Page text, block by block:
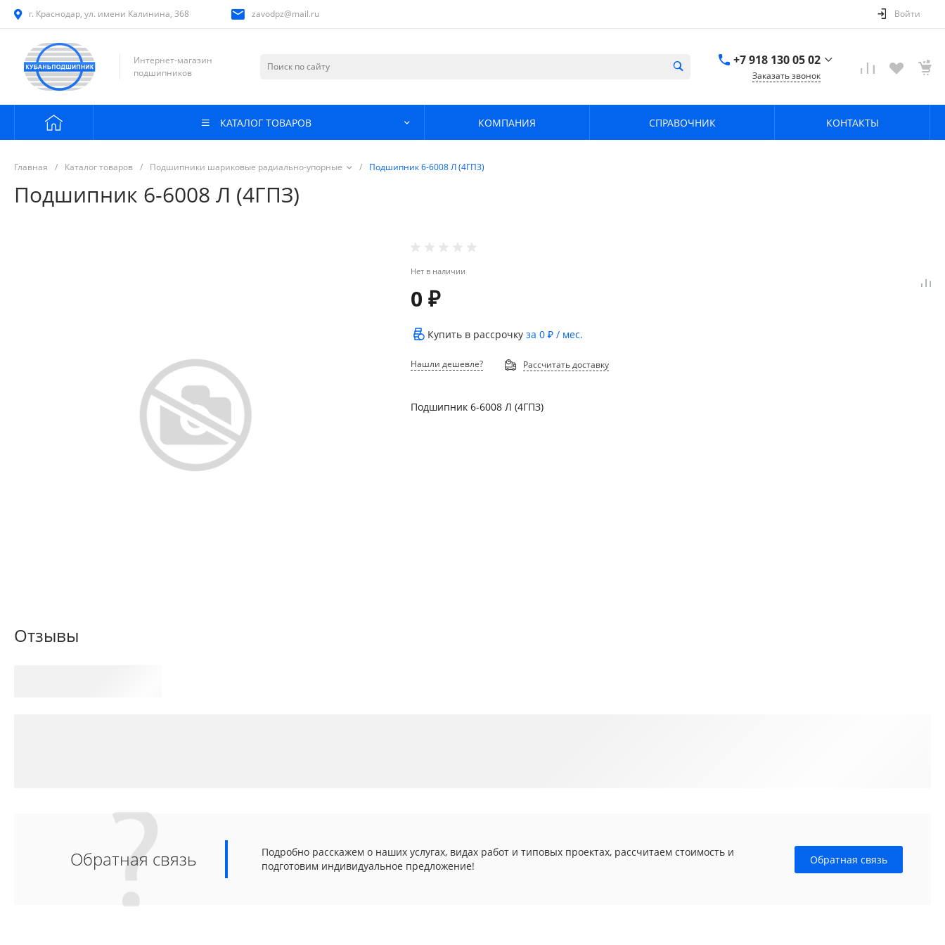
г. Краснодар, ул. имени Калинина, 368 zavodpz@mail.ru Войти
Интернет-магазин
подшипников
+7 918 130 05 02
Заказать звонок
КАТАЛОГ ТОВАРОВ КОМПАНИЯ СПРАВОЧНИК КОНТАКТЫ
Главная / Каталог товаров / Подшипники шариковые радиально-упорные / Подшипник 6-6008 Л (4ГПЗ)
Подшипник 6-6008 Л (4ГПЗ)
Нет в наличии
0 ₽
Купить в рассрочкуза0 ₽ / мес.
Нашли дешевле? Рассчитать доставку
Подшипник 6-6008 Л (4ГПЗ)
Отзывы
Обратная связь
Подробно расскажем о наших услугах, видах работ и типовых проектах, рассчитаем стоимость и
подготовим индивидуальное предложение!
Обратная связь